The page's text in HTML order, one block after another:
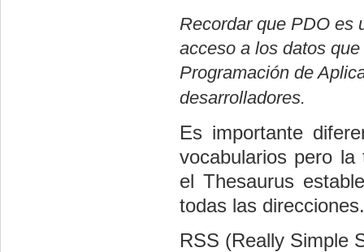
Recordar que PDO es
acceso a los datos
Programación de
desarrolladores.
Es importante
vocabularios pero
el Thesaurus
todas las direcciones.
RSS (Really Simple